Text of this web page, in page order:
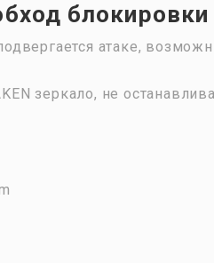
блокировки
атаке,
зеркало, не